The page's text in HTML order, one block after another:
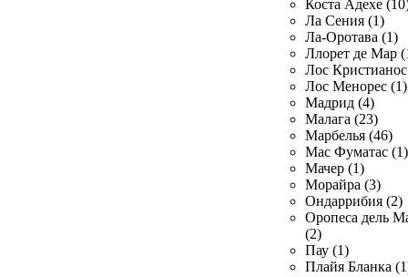
Коста Адехе
Ла Сения (1)
Ла-Оротава (1)
Ллорет де Мар
Лос
Лос Менорес (1)
Мадрид (4)
Малага (23)
Марбелья (46)
Мас Фуматас (1)
Мачер (1)
Морайра (3)
Ондаррибия (2)
Оропеса дель
(2)
Пау (1)
Плайя Бланка